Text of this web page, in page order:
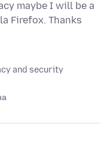
maybe I will be a
Firefox. Thanks
and security